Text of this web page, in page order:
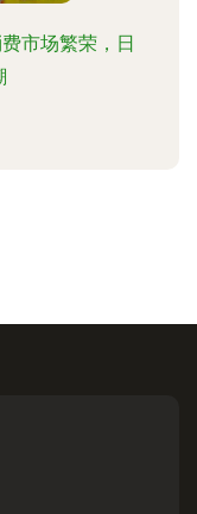
费市场繁荣，日